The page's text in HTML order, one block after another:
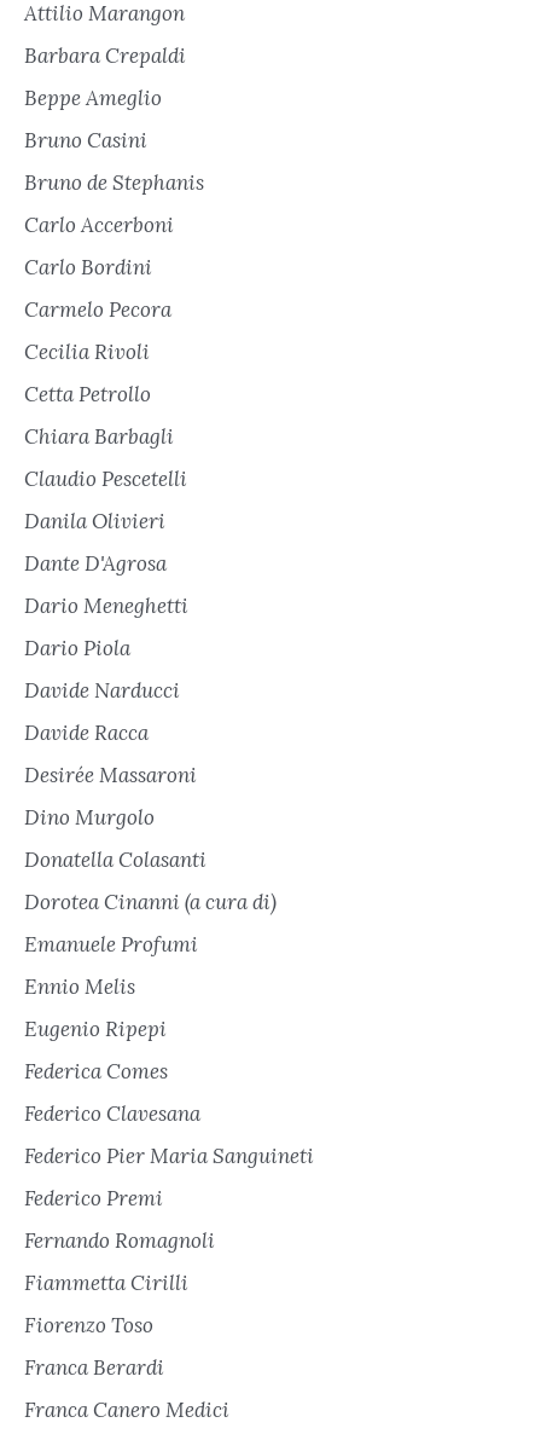
Attilio Marangon
Barbara Crepaldi
Beppe Ameglio
Bruno Casini
Bruno de Stephanis
Carlo Accerboni
Carlo Bordini
Carmelo Pecora
Cecilia Rivoli
Cetta Petrollo
Chiara Barbagli
Claudio Pescetelli
Danila Olivieri
Dante D'Agrosa
Dario Meneghetti
Dario Piola
Davide Narducci
Davide Racca
Desirée Massaroni
Dino Murgolo
Donatella Colasanti
Dorotea Cinanni (a cura di)
Emanuele Profumi
Ennio Melis
Eugenio Ripepi
Federica Comes
Federico Clavesana
Federico Pier Maria Sanguineti
Federico Premi
Fernando Romagnoli
Fiammetta Cirilli
Fiorenzo Toso
Franca Berardi
Franca Canero Medici